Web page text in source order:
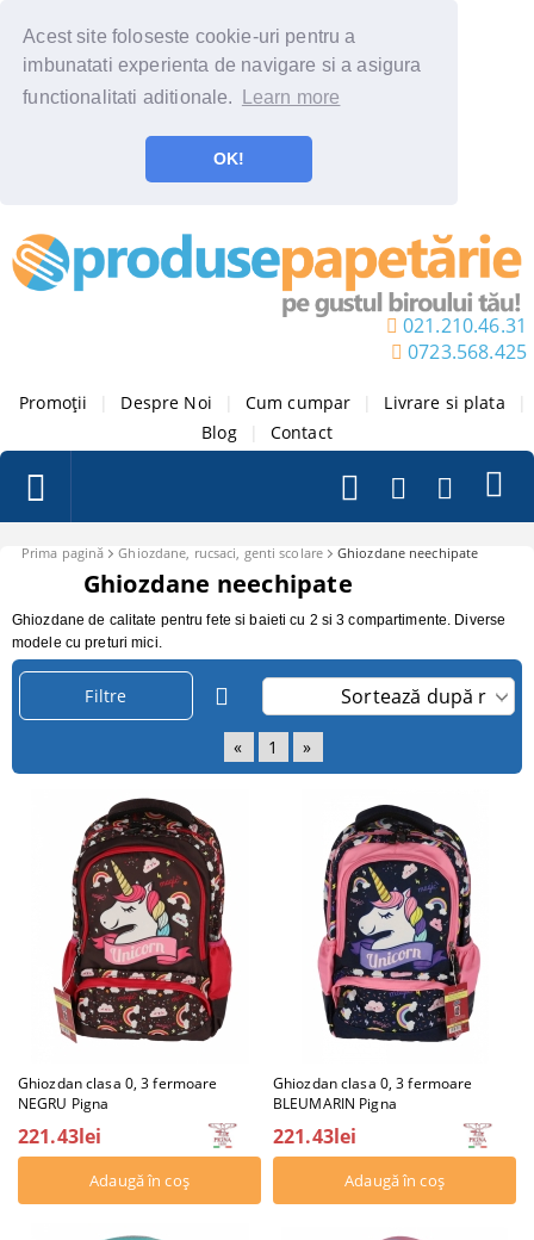
Acest site foloseste cookie-uri pentru a
imbunatati experienta de navigare si a asigura
functionalitati aditionale.
Learn more
OK!
021.210.46.31
0723.568.425
Promoții Despre Noi Cum cumpar Livrare si plata
Blog
Contact
Prima pagină Ghiozdane, rucsaci, genti scolare Ghiozdane neechipate
Ghiozdane neechipate
Ghiozdane de calitate pentru fete si baieti cu 2 si 3 compartimente. Diverse
modele cu preturi mici.
Filtre
« 1 »
Ghiozdan clasa 0, 3 fermoare
NEGRU Pigna
221.43lei
Ghiozdan clasa 0, 3 fermoare
BLEUMARIN Pigna
221.43lei